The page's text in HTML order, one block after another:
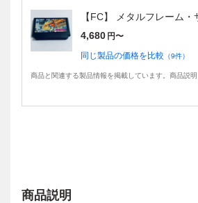
【FC】 メタルフレーム
4,680 円〜
同じ製品の価格を比較 （9件）
商品と関連する製品情報を掲載しています。商品説明
商品説明